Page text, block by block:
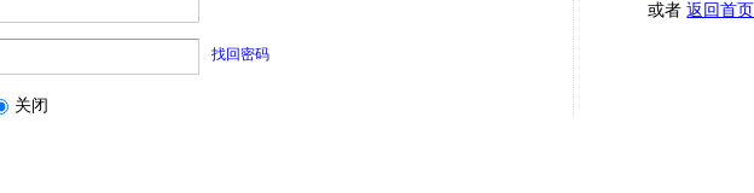
找回密码
关闭
或者返回首页